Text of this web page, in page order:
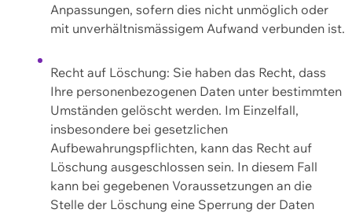
Anpassungen, sofern dies nicht unmöglich oder
mit unverhältnismässigem Aufwand verbunden ist.
Recht auf Löschung: Sie haben das Recht, dass
Ihre personenbezogenen Daten unter bestimmten
Umständen gelöscht werden. Im Einzelfall,
insbesondere bei gesetzlichen
Aufbewahrungspflichten, kann das Recht auf
Löschung ausgeschlossen sein. In diesem Fall
kann bei gegebenen Voraussetzungen an die
Stelle der Löschung eine Sperrung der Daten